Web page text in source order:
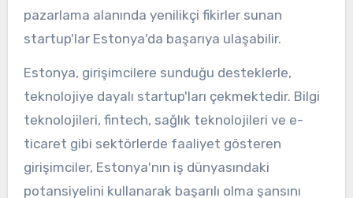
pazarlama alanında yenilikçi fikirler sunan
startup'lar Estonya'da başarıya ulaşabilir.
Estonya, girişimcilere sunduğu desteklerle,
teknolojiye dayalı startup'ları çekmektedir. Bilgi
teknolojileri, fintech, sağlık teknolojileri ve e-
ticaret gibi sektörlerde faaliyet gösteren
girişimciler, Estonya'nın iş dünyasındaki
potansiyelini kullanarak başarılı olma şansını